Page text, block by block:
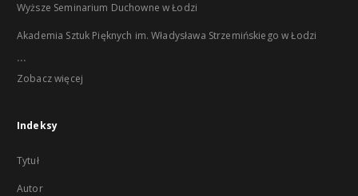
Wyższe Seminarium Duchowne w Łodzi
Akademia Sztuk Pięknych im. Władysława Strzemińskiego w Łodzi
...
Zobacz więcej
Indeksy
Tytuł
Autor